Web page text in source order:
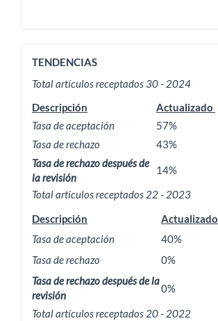
ACTIVIDAD
EDITORIAL
TENDENCIAS
Total artículos receptados 30 - 2024
Descripción
Actualizado
Tasa de aceptación
57%
Tasa de rechazo
43%
Tasa de rechazo después de
la revisión
14%
Total artículos receptados 22 - 2023
Descripción
Actualizado
Tasa de aceptación
40%
Tasa de rechazo
0%
Tasa de rechazo después de la
revisión
0%
Total artículos receptados 20 - 2022